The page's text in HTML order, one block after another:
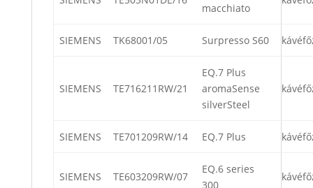
macchiato
SIEMENS TK68001/05 Surpresso S60
SIEMENS TE716211RW/21
EQ.7 Plus
aromaSense
silverSteel
SIEMENS TE701209RW/14 EQ.7 Plus
SIEMENS TE603209RW/07
EQ.6 series
300